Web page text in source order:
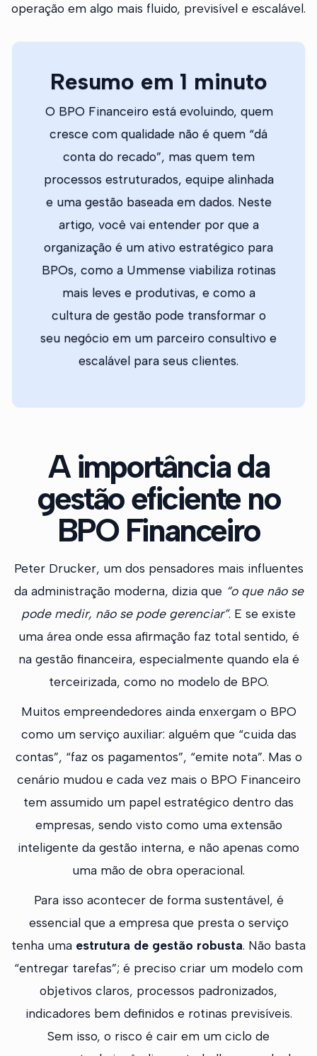
operação em algo mais fluido, previsível e escalável.
Resumo em 1 minuto
O BPO Financeiro está evoluindo, quem
cresce com qualidade não é quem “dá
conta do recado”, mas quem tem
processos estruturados, equipe alinhada
e uma gestão baseada em dados. Neste
artigo, você vai entender por que a
organização é um ativo estratégico para
BPOs, como a Ummense viabiliza rotinas
mais leves e produtivas, e como a
cultura de gestão pode transformar o
seu negócio em um parceiro consultivo e
escalável para seus clientes.
A importância da
gestão eficiente no
BPO Financeiro
Peter Drucker, um dos pensadores mais influentes
da administração moderna, dizia que “o que não se
pode medir, não se pode gerenciar”. E se existe
uma área onde essa afirmação faz total sentido, é
na gestão financeira, especialmente quando ela é
terceirizada, como no modelo de BPO.
Muitos empreendedores ainda enxergam o BPO
como um serviço auxiliar: alguém que “cuida das
contas”, “faz os pagamentos”, “emite nota”. Mas o
cenário mudou e cada vez mais o BPO Financeiro
tem assumido um papel estratégico dentro das
empresas, sendo visto como uma extensão
inteligente da gestão interna, e não apenas como
uma mão de obra operacional.
Para isso acontecer de forma sustentável, é
essencial que a empresa que presta o serviço
tenha uma estrutura de gestão robusta. Não basta
“entregar tarefas”; é preciso criar um modelo com
objetivos claros, processos padronizados,
indicadores bem definidos e rotinas previsíveis.
Sem isso, o risco é cair em um ciclo de